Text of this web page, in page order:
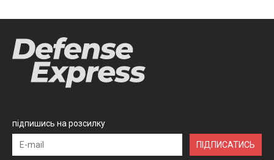
підпишись на розсилку
ПІДПИСАТИСЬ